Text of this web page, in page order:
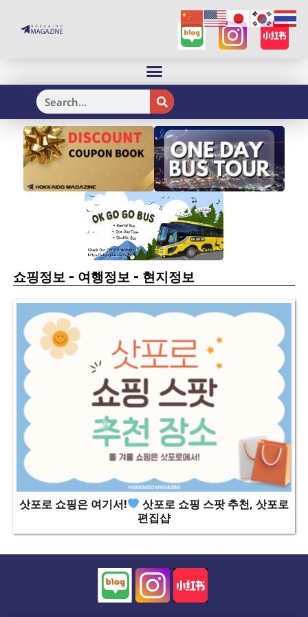
H
쇼핑정보- 여행정보- 현지정보
삿포로 쇼핑은 여기서!
삿포로 쇼핑 스팟 추천, 삿포로
편집샵